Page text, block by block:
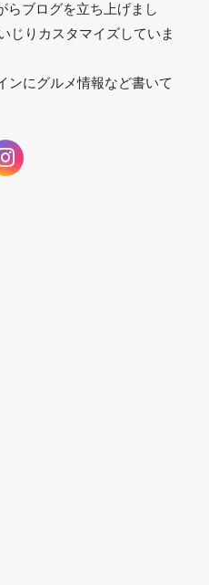
らブログを立ち上げまし
じりカスタマイズしていま
ンにグルメ情報など書いて